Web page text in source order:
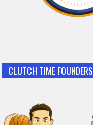
CLUTCH TIME FOUNDERS